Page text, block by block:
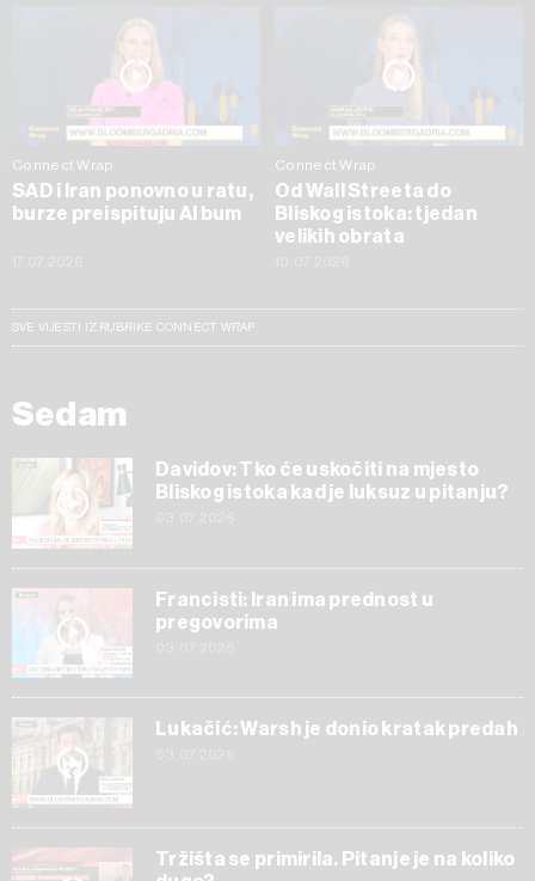
Connect Wrap
SAD i Iran ponovno u ratu,
burze preispituju AI bum
Connect Wrap
Od Wall Streeta do
Bliskog istoka: tjedan
velikih obrata
SVE VIJESTI IZ RUBRIKE CONNECT WRAP
Sedam
Davidov: Tko će uskočiti na mjesto
Bliskog istoka kad je luksuz u pitanju?
Francisti: Iran ima prednost u
pregovorima
Lukačić: Warsh je donio kratak predah
Tržišta se primirila. Pitanje je na koliko